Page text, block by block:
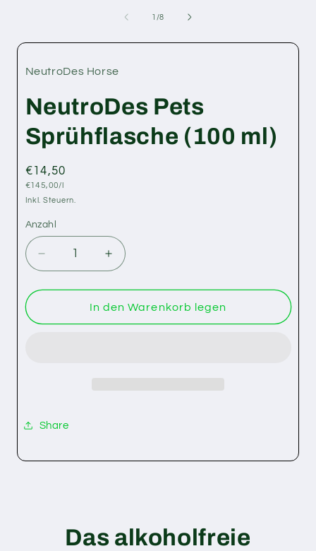
1 /von
8
NeutroDes Horse
NeutroDes Pets
Sprühflasche (100 ml)
Normaler
Preis
€14,50
Grundpreis
€145,00/l
Inkl. Steuern.
Anzahl
Anzahl
Verringere
die
Menge
NeutroDes
Erhöhe
die
Menge
für
NeutroDes
In den Warenkorb legen
Share
Das alkoholfreie